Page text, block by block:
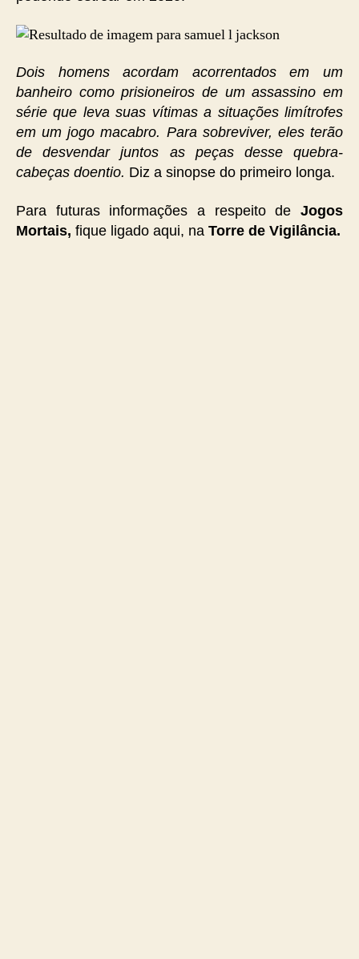
Dois homens acordam acorrentados em um
banheiro como prisioneiros de um assassino em
série que leva suas vítimas a situações limítrofes
em um jogo macabro. Para sobreviver, eles terão
de desvendar juntos as peças desse quebra-
cabeças doentio. Diz a sinopse do primeiro longa.
Para futuras informações a respeito de Jogos
Mortais, fique ligado aqui, na Torre de Vigilância.